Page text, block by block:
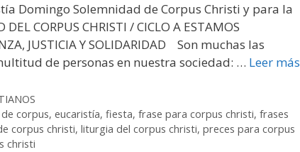
Domingo Solemnidad de Corpus Christi y para la
CORPUS CHRISTI / CICLO A ESTAMOS
JUSTICIA Y SOLIDARIDAD Son muchas las
de personas en nuestra sociedad: … Leer más
corpus,eucaristía,fiesta,frase para corpus christi,frases
corpus christi, liturgia del corpus christi, preces para corpus
christi